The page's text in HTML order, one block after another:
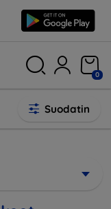
0
Suodatin